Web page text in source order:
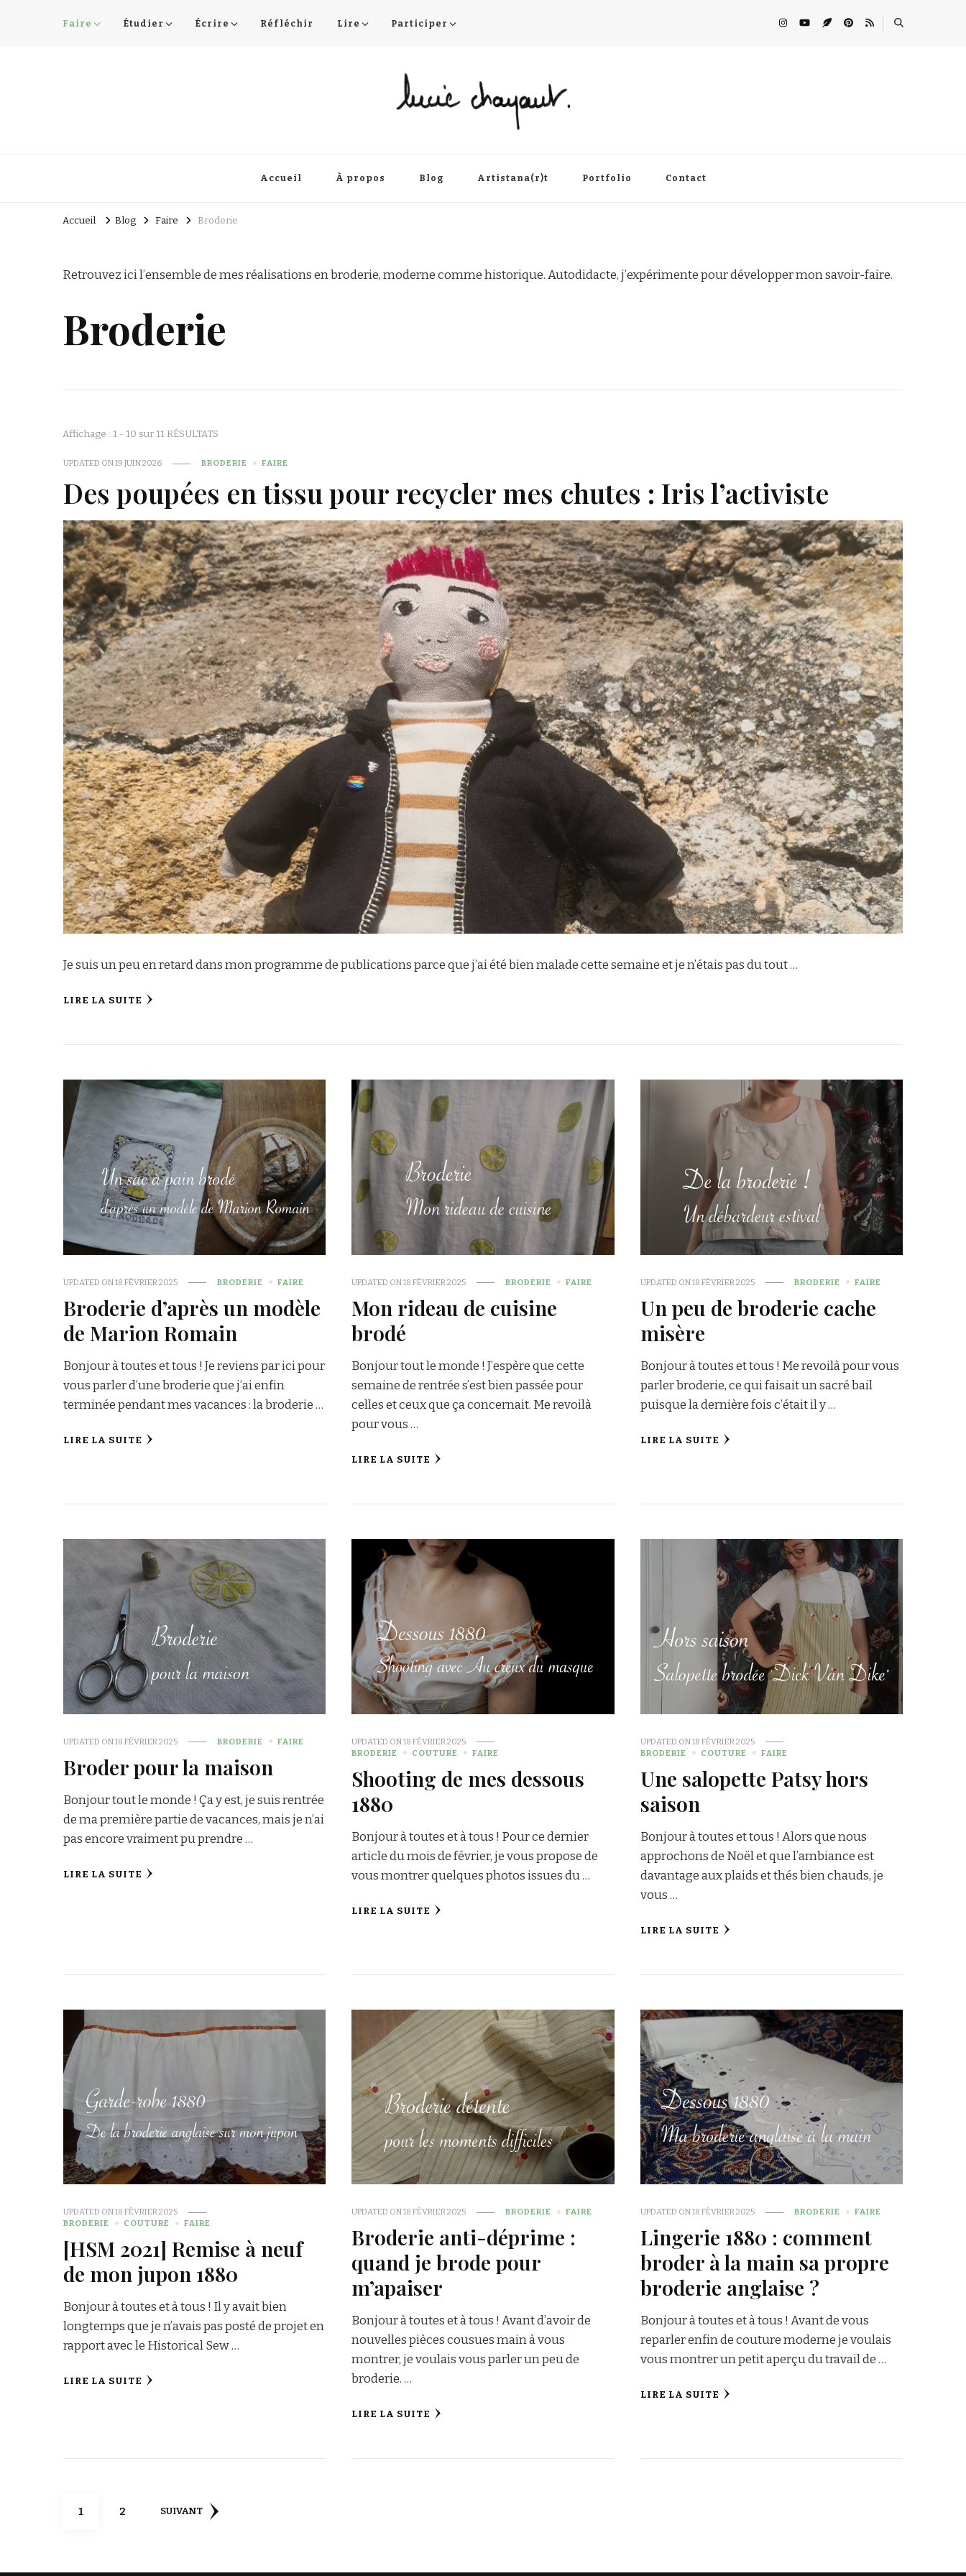
Faire Étudier Écrire Réfléchir Lire Participer
Accueil À propos Blog Artistana(r)t Portfolio Contact
Accueil Blog Faire Broderie
Retrouvez ici l’ensemble de mes réalisations en broderie, moderne comme historique. Autodidacte, j’expérimente pour développer mon savoir-faire.
Broderie
Affichage : 1 - 10 sur 11 RÉSULTATS
UPDATED ON19 JUIN 2026 BRODERIE FAIRE
Des poupées en tissu pour recycler mes chutes : Iris l’activiste
Je suis un peu en retard dans mon programme de publications parce que j’ai été bien malade cette semaine et je n’étais pas du tout …
LIRE LA SUITE
UPDATED ON18 FÉVRIER 2025 BRODERIE FAIRE
Broderie d’après un modèle
de Marion Romain
Bonjour à toutes et tous ! Je reviens par ici pour
vous parler d’une broderie que j’ai enfin
terminée pendant mes vacances : la broderie …
LIRE LA SUITE
UPDATED ON18 FÉVRIER 2025 BRODERIE FAIRE
Mon rideau de cuisine
brodé
Bonjour tout le monde ! J’espère que cette
semaine de rentrée s’est bien passée pour
celles et ceux que ça concernait. Me revoilà
pour vous …
LIRE LA SUITE
UPDATED ON18 FÉVRIER 2025 BRODERIE FAIRE
Un peu de broderie cache
misère
Bonjour à toutes et tous ! Me revoilà pour vous
parler broderie, ce qui faisait un sacré bail
puisque la dernière fois c’était il y …
LIRE LA SUITE
UPDATED ON18 FÉVRIER 2025 BRODERIE FAIRE
Broder pour la maison
Bonjour tout le monde ! Ça y est, je suis rentrée
de ma première partie de vacances, mais je n’ai
pas encore vraiment pu prendre …
LIRE LA SUITE
UPDATED ON18 FÉVRIER 2025
BRODERIE
COUTURE FAIRE
Shooting de mes dessous
1880
Bonjour à toutes et à tous ! Pour ce dernier
article du mois de février, je vous propose de
vous montrer quelques photos issues du …
LIRE LA SUITE
UPDATED ON18 FÉVRIER 2025
BRODERIE
COUTURE FAIRE
Une salopette Patsy hors
saison
Bonjour à toutes et tous ! Alors que nous
approchons de Noël et que l’ambiance est
davantage aux plaids et thés bien chauds, je
vous …
LIRE LA SUITE
UPDATED ON18 FÉVRIER 2025
BRODERIE
COUTURE FAIRE
[HSM 2021] Remise à neuf
de mon jupon 1880
Bonjour à toutes et à tous ! Il y avait bien
longtemps que je n’avais pas posté de projet en
rapport avec le Historical Sew …
LIRE LA SUITE
UPDATED ON18 FÉVRIER 2025 BRODERIE FAIRE
Broderie anti-déprime :
quand je brode pour
m’apaiser
Bonjour à toutes et à tous ! Avant d’avoir de
nouvelles pièces cousues main à vous
montrer, je voulais vous parler un peu de
broderie. …
LIRE LA SUITE
UPDATED ON18 FÉVRIER 2025 BRODERIE FAIRE
Lingerie 1880 : comment
broder à la main sa propre
broderie anglaise ?
Bonjour à toutes et à tous ! Avant de vous
reparler enfin de couture moderne je voulais
vous montrer un petit aperçu du travail de …
LIRE LA SUITE
Pagination
PAGE
1 PAGE
2 SUIVANT